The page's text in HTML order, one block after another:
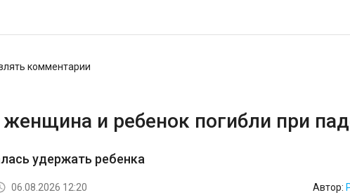
комментарии
и ребенок погибли при
удержать ребенка
06.08.2026 12:20 Автор: